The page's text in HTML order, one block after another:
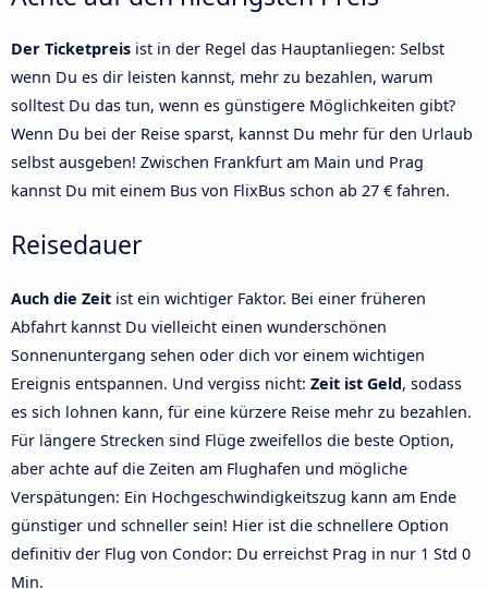
Der Ticketpreis ist in der Regel das Hauptanliegen: Selbst
wenn Du es dir leisten kannst, mehr zu bezahlen, warum
solltest Du das tun, wenn es günstigere Möglichkeiten gibt?
Wenn Du bei der Reise sparst, kannst Du mehr für den Urlaub
selbst ausgeben! Zwischen Frankfurt am Main und Prag
kannst Du mit einem Bus von FlixBus schon ab 27 € fahren.
Reisedauer
Auch die Zeit ist ein wichtiger Faktor. Bei einer früheren
Abfahrt kannst Du vielleicht einen wunderschönen
Sonnenuntergang sehen oder dich vor einem wichtigen
Ereignis entspannen. Und vergiss nicht: Zeit ist Geld, sodass
es sich lohnen kann, für eine kürzere Reise mehr zu bezahlen.
Für längere Strecken sind Flüge zweifellos die beste Option,
aber achte auf die Zeiten am Flughafen und mögliche
Verspätungen: Ein Hochgeschwindigkeitszug kann am Ende
günstiger und schneller sein! Hier ist die schnellere Option
definitiv der Flug von Condor: Du erreichst Prag in nur 1 Std 0
Min.